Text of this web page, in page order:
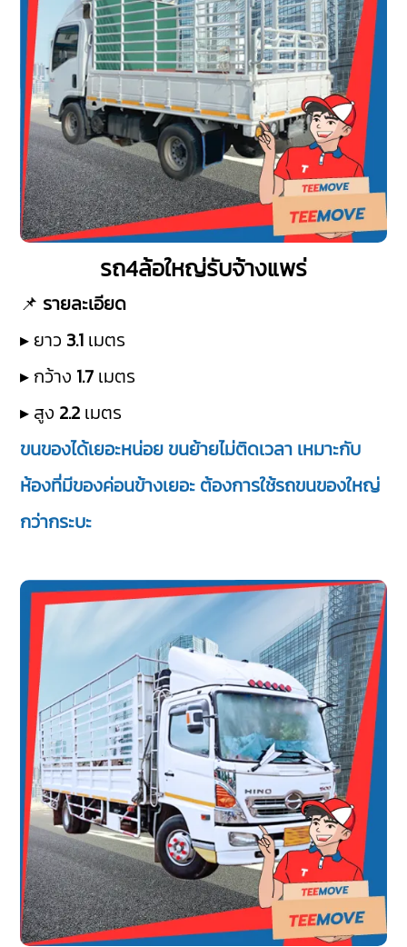
รถ4ล้อใหญ่รับจ้างแพร่
📌 รายละเอียด
▸ ยาว 3.1 เมตร
▸ กว้าง 1.7 เมตร
▸ สูง 2.2 เมตร
ขนของได้เยอะหน่อย ขนย้ายไม่ติดเวลา เหมาะกับ
ห้องที่มีของค่อนข้างเยอะ ต้องการใช้รถขนของใหญ่
กว่ากระบะ